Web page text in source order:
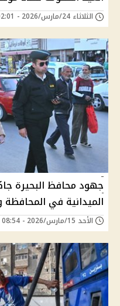
الثلاثاء 24/مارس/2026 - 02:01 ص
جهود محافظ البحيرة
الميدانية في
الأحد 15/مارس/2026 - 08:54 م